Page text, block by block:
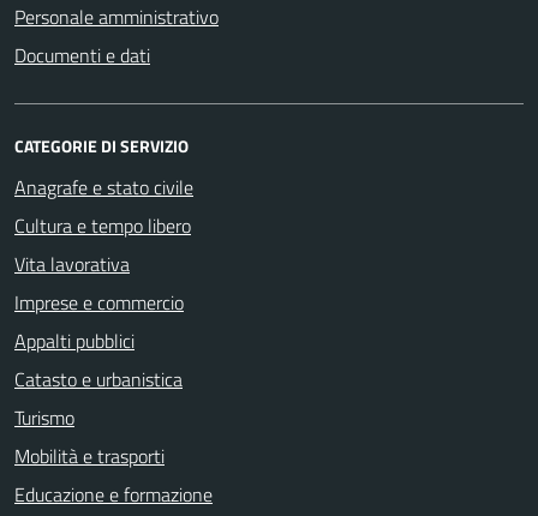
Personale amministrativo
Documenti e dati
CATEGORIE DI SERVIZIO
Anagrafe e stato civile
Cultura e tempo libero
Vita lavorativa
Imprese e commercio
Appalti pubblici
Catasto e urbanistica
Turismo
Mobilità e trasporti
Educazione e formazione